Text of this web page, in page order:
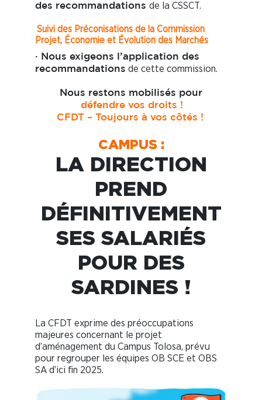
des recommandations de la CSSCT.
Suivi des Préconisations de la Commission
Projet, Économie et Évolution des Marchés
· Nous exigeons l’application des
recommandations de cette commission.
Nous restons mobilisés pour
défendre vos droits !
CFDT – Toujours à vos côtés !
CAMPUS :
LA DIRECTION
PREND
DÉFINITIVEMENT
SES SALARIÉS
POUR DES
SARDINES !
La CFDT exprime des préoccupations
majeures concernant le projet
d’aménagement du Campus Tolosa, prévu
pour regrouper les équipes OB SCE et OBS
SA d’ici fin 2025.